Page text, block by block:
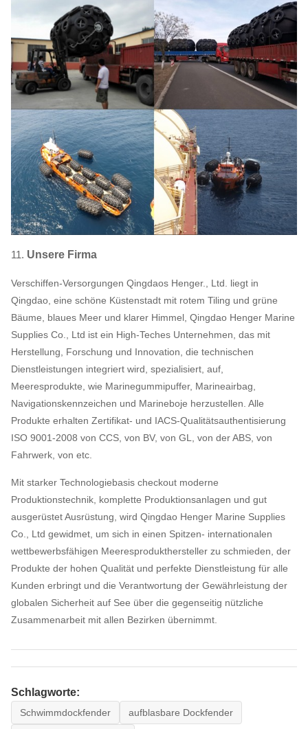
11. Unsere Firma
Verschiffen-Versorgungen Qingdaos Henger., Ltd. liegt in
Qingdao, eine schöne Küstenstadt mit rotem Tiling und grüne
Bäume, blaues Meer und klarer Himmel, Qingdao Henger Marine
Supplies Co., Ltd ist ein High-Teches Unternehmen, das mit
Herstellung, Forschung und Innovation, die technischen
Dienstleistungen integriert wird, spezialisiert, auf,
Meeresprodukte, wie Marinegummipuffer, Marineairbag,
Navigationskennzeichen und Marineboje herzustellen. Alle
Produkte erhalten Zertifikat- und IACS-Qualitätsauthentisierung
ISO 9001-2008 von CCS, von BV, von GL, von der ABS, von
Fahrwerk, von etc.
Mit starker Technologiebasis checkout moderne
Produktionstechnik, komplette Produktionsanlagen und gut
ausgerüstet Ausrüstung, wird Qingdao Henger Marine Supplies
Co., Ltd gewidmet, um sich in einen Spitzen- internationalen
wettbewerbsfähigen Meeresprodukthersteller zu schmieden, der
Produkte der hohen Qualität und perfekte Dienstleistung für alle
Kunden erbringt und die Verantwortung der Gewährleistung der
globalen Sicherheit auf See über die gegenseitig nützliche
Zusammenarbeit mit allen Bezirken übernimmt.
Schlagworte:
Schwimmdockfender aufblasbare Dockfender